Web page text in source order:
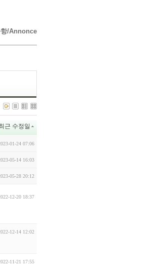
항/Annonce
근 수정일
01-24 07:06
05-14 16:03
05-28 20:12
12-20 18:37
12-14 12:02
11-21 17:55